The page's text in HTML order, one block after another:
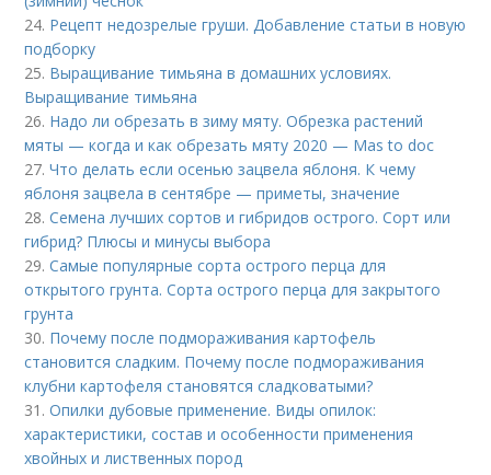
24. Рецепт недозрелые груши. Добавление статьи в новую
подборку
25. Выращивание тимьяна в домашних условиях.
Выращивание тимьяна
26. Надо ли обрезать в зиму мяту. Обрезка растений
мяты — когда и как обрезать мяту 2020 — Mas to doc
27.Что делать если осенью зацвела яблоня. К чему
яблоня зацвела в сентябре — приметы, значение
28.Семена лучших сортов и гибридов острого. Сорт или
гибрид? Плюсы и минусы выбора
29.Самые популярные сорта острого перца для
открытого грунта. Сорта острого перца для закрытого
грунта
30. Почему после подмораживания картофель
становится сладким. Почему после подмораживания
клубни картофеля становятся сладковатыми?
31.Опилки дубовые применение. Виды опилок:
характеристики, состав и особенности применения
хвойных и лиственных пород